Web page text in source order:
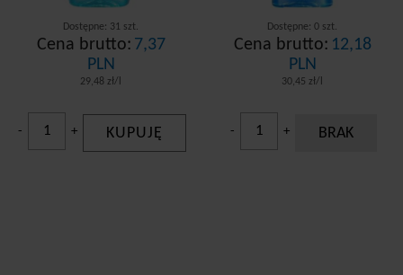
Dostępne: 31 szt.
Cena brutto: 7,37
PLN
29,48 zł/l
- + KUPUJĘ
Dostępne: 0 szt.
Cena brutto: 12,18
PLN
30,45 zł/l
- + BRAK